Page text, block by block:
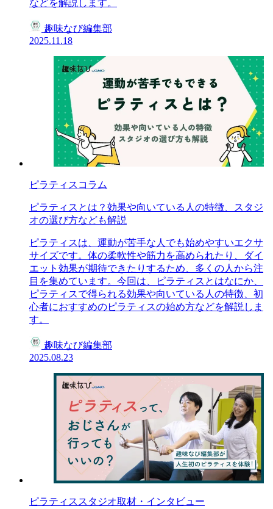
などを解説します。
趣味なび編集部
2025.11.18
ピラティスコラム
ピラティスとは？効果や向いている人の特徴、スタジ
オの選び方なども解説
ピラティスは、運動が苦手な人でも始めやすいエクサ
サイズです。体の柔軟性や筋力を高められたり、ダイ
エット効果が期待できたりするため、多くの人から注
目を集めています。今回は、ピラティスとはなにか、
ピラティスで得られる効果や向いている人の特徴、初
心者におすすめのピラティスの始め方などを解説しま
す。
趣味なび編集部
2025.08.23
ピラティススタジオ取材・インタビュー